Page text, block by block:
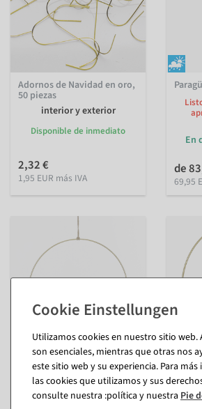
Adornos de Navidad en oro,
50 piezas
interior y exterior
Disponible de inmediato
2,32 €
1,95 EUR más IVA
En
de
69,95
Anillo decorativo de metal
con diseño de cuerda de
yute 35 cm Ø
Disponible de inmediato
Anillo
con
Ø
Utilizamos cookies en nuestro sitio web.
son esenciales, mientras que otras nos
este sitio web y su experiencia. Para
las cookies que utilizamos y sus
consulte nuestra :política y nuestra Pie